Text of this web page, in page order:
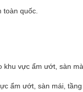
quốc.
khu vực ẩm ướt, sàn
ẩm ướt, sàn mái,